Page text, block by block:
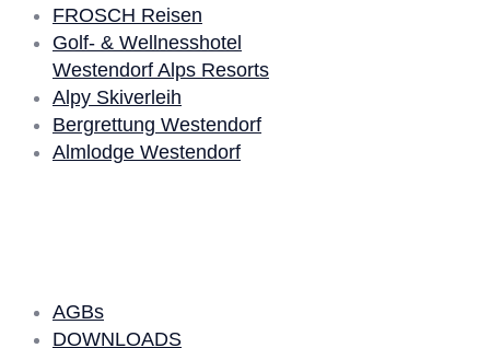
FROSCH Reisen
Golf- & Wellnesshotel
Westendorf Alps Resorts
Alpy Skiverleih
Bergrettung Westendorf
Almlodge Westendorf
AGBs
DOWNLOADS